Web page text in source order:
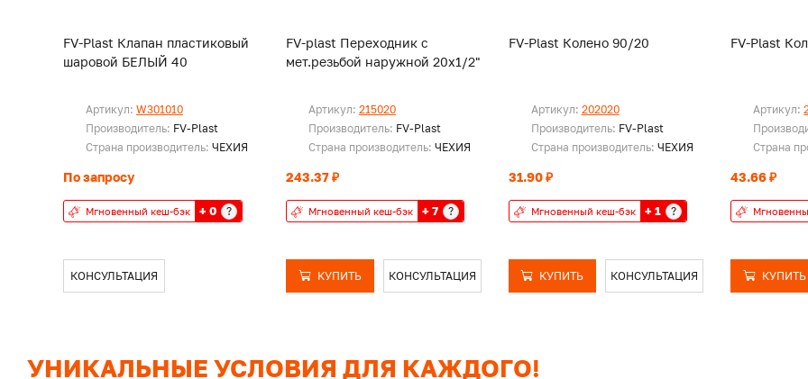
FV-Plast Клапан пластиковый
шаровой БЕЛЫЙ 40
Артикул: W301010
Производитель: FV-Plast
Страна производитель: ЧЕХИЯ
По запросу
Мгновенный кеш-бэк + 0 ?
КОНСУЛЬТАЦИЯ
FV-plast Переходник с
мет.резьбой наружной 20х1/2"
Артикул: 215020
Производитель: FV-Plast
Страна производитель: ЧЕХИЯ
243.37 ₽
Мгновенный кеш-бэк + 7 ?
КУПИТЬ КОНСУЛЬТАЦИЯ
FV-Plast Колено 90/20
Артикул: 202020
Производитель: FV-Plast
Страна производитель: ЧЕХИЯ
31.90 ₽
Мгновенный кеш-бэк + 1 ?
КУПИТЬ КОНСУЛЬТАЦИЯ
FV-Plast
Артикул:
Страна
43.66 ₽
КУПИТЬ
УНИКАЛЬНЫЕ УСЛОВИЯ ДЛЯ КАЖДОГО!